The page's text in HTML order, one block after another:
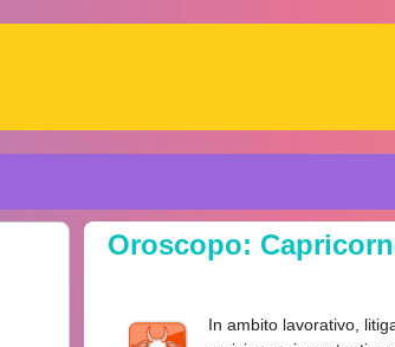
Oroscopo:
In ambito lavorativo,